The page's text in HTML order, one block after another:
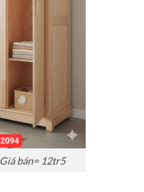
bán= 12tr5